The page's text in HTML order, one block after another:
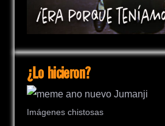
¿Lo hicieron?
Imágenes chistosas